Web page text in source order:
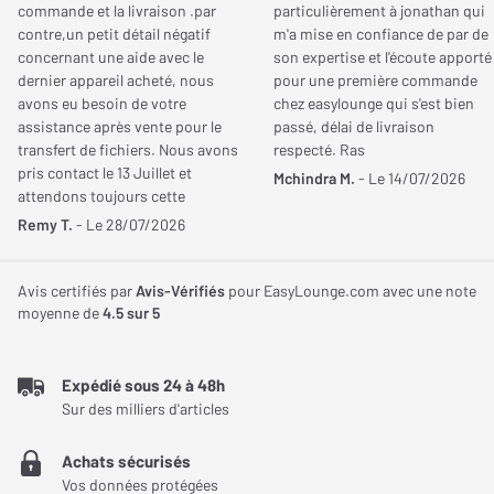
Fréquence de coupure
Max
200 Hz
Connectiques
Entrées
Largeur
Avez-vous trouvé cet avis utile ?
OUI (25)
jose c.
Le01/05/2018
NOTE GLOBALE
Précision
Immersion
Qualité/Prix
commande et la livraison .par
contre,un petit détail négatif
concernant une aide avec le
dernier appareil acheté, nous
avons eu besoin de votre
assistance après vente pour le
transfert de fichiers. Nous avons
pris contact le 13 Juillet et
attendons toujours cette
aide!!!!. Cordialement
Remy T. - Le 28/07/2026
particulièrement à jonathan qui
m'a mise en confiance de par de
son expertise et l'écoute apporté
pour une première commande
chez easylounge qui s'est bien
passé, délai de livraison
respecté. Ras
Mchindra M. - Le 14/07/2026
Avis certifiés parAvis-Vérifiés pour EasyLounge.com avec une note
moyenne de4.5sur 5
Expédié sous 24 à 48h
Sur des milliers d'articles
Achats sécurisés
Vos données protégées